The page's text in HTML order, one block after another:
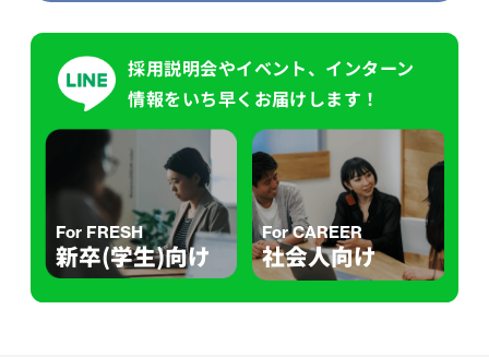
採用説明会やイベント、インターン
情報をいち早くお届けします！
For FRESH
新卒(学生)向け
For CAREER
社会人向け